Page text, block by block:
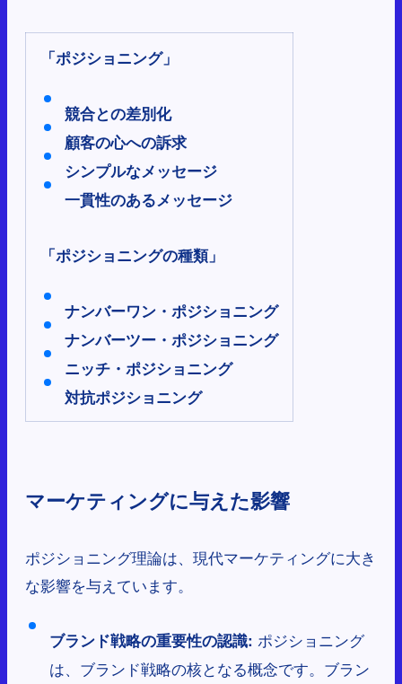
「ポジショニング」
競合との差別化
顧客の心への訴求
シンプルなメッセージ
一貫性のあるメッセージ
「ポジショニングの種類」
ナンバーワン・ポジショニング
ナンバーツー・ポジショニング
ニッチ・ポジショニング
対抗ポジショニング
マーケティングに与えた影響
ポジショニング理論は、現代マーケティングに大き
な影響を与えています。
ブランド戦略の重要性の認識: ポジショニング
は、ブランド戦略の核となる概念です。ブラン